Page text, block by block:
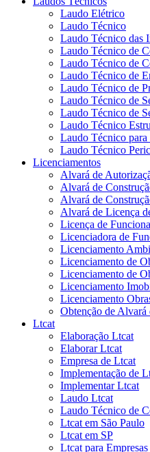
Laudo Elétrico
Laudo Técnico
Laudo Técnico das
Laudo Técnico de
Laudo Técnico de
Laudo Técnico de
Laudo Técnico de
Laudo Técnico de
Laudo Técnico de
Laudo Técnico
Laudo Técnico para
Laudo Técnico
Licenciamentos
Alvará de
Alvará de
Alvará de
Alvará de Licença
Licença de
Licenciadora de
Licenciamento
Licenciamento de
Licenciamento de
Licenciamento
Licenciamento
Obtenção de
Ltcat
Elaboração Ltcat
Elaborar Ltcat
Empresa de Ltcat
Implementação de
Implementar Ltcat
Laudo Ltcat
Laudo Técnico de
Ltcat em São Paulo
Ltcat em SP
Ltcat para Empresas